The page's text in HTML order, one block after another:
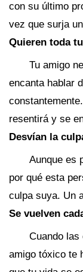
con su último
vez que surja
Quieren toda
Tu amigo
encanta hablar
resentirá y se
Desvían la
Aunque es
por qué esta
culpa suya. Un
Se vuelven
Cuando
amigo tóxico te